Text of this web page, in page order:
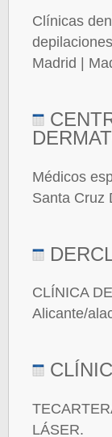
Clínicas
Madrid |
Médicos
Santa Cruz
CLÍNICA
Alicante/
LÁSER.